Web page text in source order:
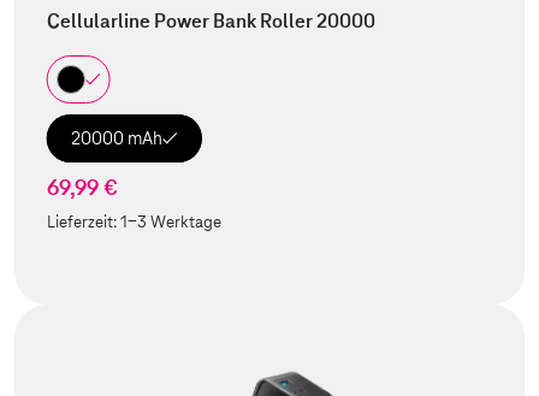
Cellularline Power Bank Roller 20000
20000 mAh
69,99 €
Lieferzeit:1-3 Werktage